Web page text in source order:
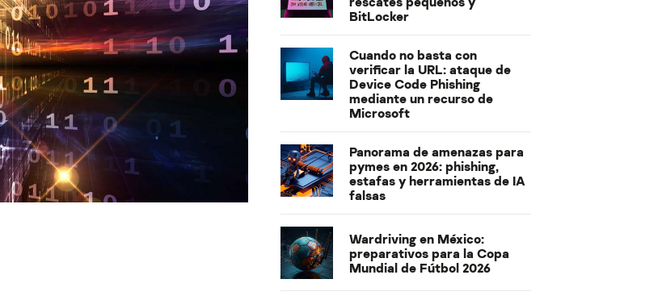
BitLocker
Cuando no basta con
verificar la URL: ataque de
Device Code Phishing
mediante un recurso de
Microsoft
Panorama de amenazas para
pymes en 2026: phishing,
estafas y herramientas de IA
falsas
Wardriving en México:
preparativos para la Copa
Mundial de Fútbol 2026